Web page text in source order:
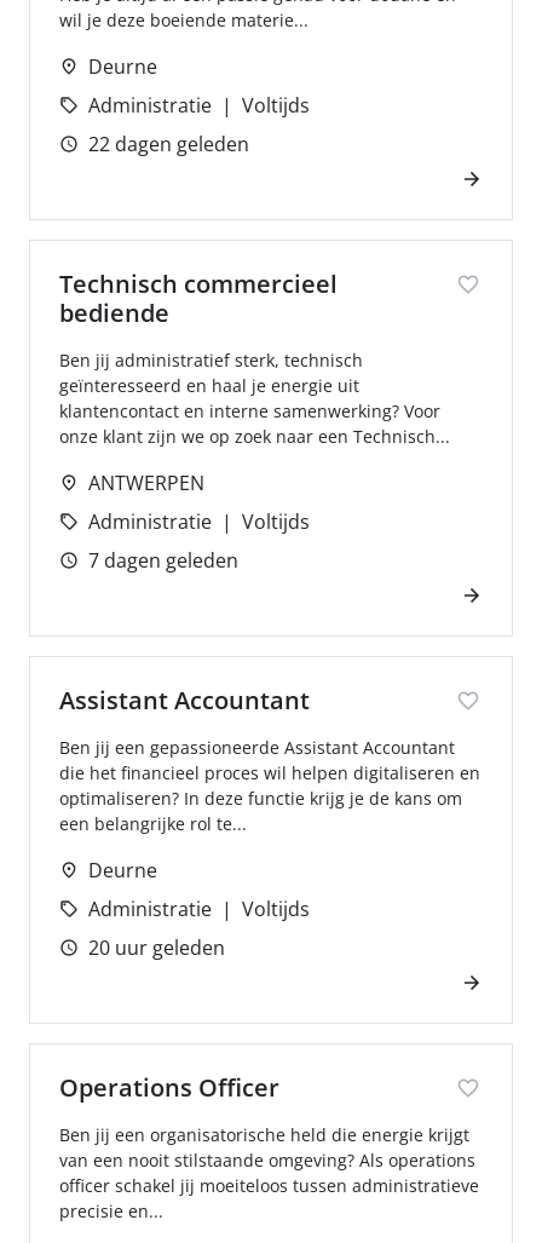
wil je deze boeiende materie...
Deurne
Administratie
Voltijds
22 dagen geleden
Technisch commercieel
bediende
Ben jij administratief sterk, technisch
geïnteresseerd en haal je energie uit
klantencontact en interne samenwerking? Voor
onze klant zijn we op zoek naar een Technisch...
ANTWERPEN
Administratie
Voltijds
7 dagen geleden
Assistant Accountant
Ben jij een gepassioneerde Assistant Accountant
die het financieel proces wil helpen digitaliseren en
optimaliseren? In deze functie krijg je de kans om
een belangrijke rol te...
Deurne
Administratie
Voltijds
20 uur geleden
Operations Officer
Ben jij een organisatorische held die energie krijgt
van een nooit stilstaande omgeving? Als operations
officer schakel jij moeiteloos tussen administratieve
precisie en...